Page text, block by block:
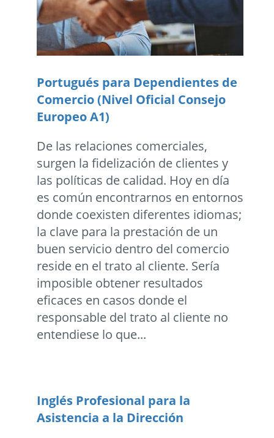
Portugués para Dependientes de
Comercio (Nivel Oficial Consejo
Europeo A1)
De las relaciones comerciales,
surgen la fidelización de clientes y
las políticas de calidad. Hoy en día
es común encontrarnos en entornos
donde coexisten diferentes idiomas;
la clave para la prestación de un
buen servicio dentro del comercio
reside en el trato al cliente. Sería
imposible obtener resultados
eficaces en casos donde el
responsable del trato al cliente no
entendiese lo que...
Inglés Profesional para la
Asistencia a la Dirección